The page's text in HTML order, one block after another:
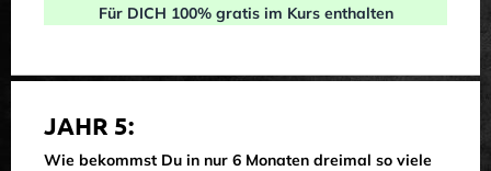
Für DICH 100% gratis im Kurs enthalten
JAHR 5:
Wie bekommst Du in nur 6 Monaten dreimal so viele